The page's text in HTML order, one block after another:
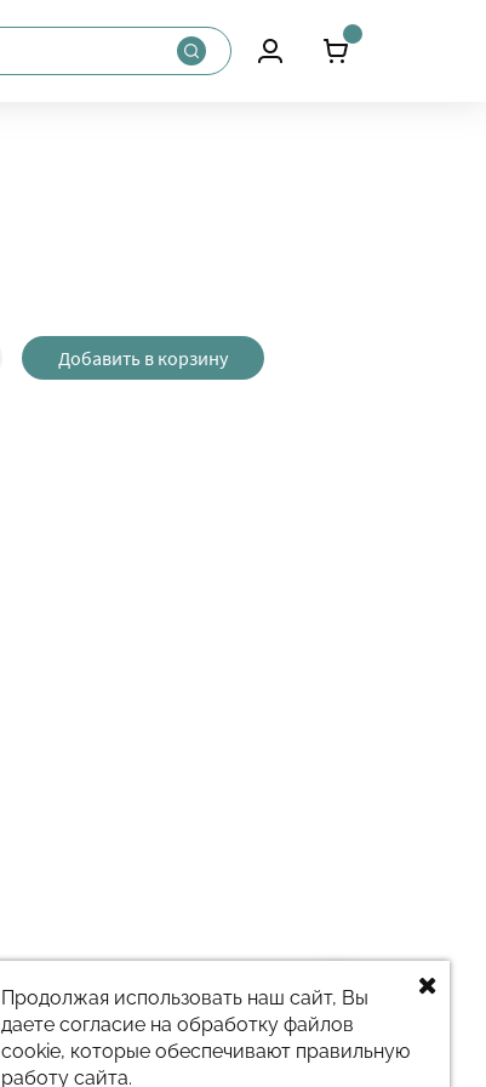
Добавить в корзину
Заказать звонок
Продолжая использовать наш сайт, Вы
даете согласие на обработку файлов
cookie, которые обеспечивают правильную
работу сайта.